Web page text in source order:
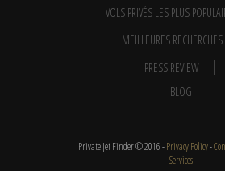
VOLS PRIVÉS LES PLUS
MEILLEURES RECHERCHES
PRESS REVIEW
BLOG
Private Jet Finder © 2016 -Privacy Policy-
Services